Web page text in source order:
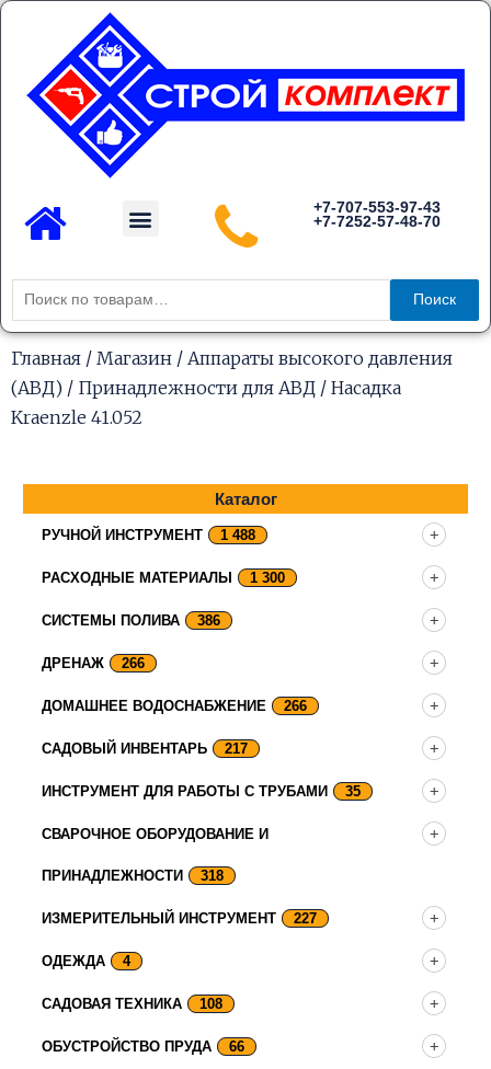
Перейти
содержимому
Menu
+7-707-553-97-43
+7-7252-57-48-70
Искать:
Поиск
Главная / Магазин / Аппараты высокого давления
(АВД) / Принадлежности для АВД / Насадка
Kraenzle 41.052
Каталог
РУЧНОЙ ИНСТРУМЕНТ 1 488
РАСХОДНЫЕ МАТЕРИАЛЫ 1 300
СИСТЕМЫ ПОЛИВА 386
ДРЕНАЖ 266
ДОМАШНЕЕ ВОДОСНАБЖЕНИЕ 266
САДОВЫЙ ИНВЕНТАРЬ 217
ИНСТРУМЕНТ ДЛЯ РАБОТЫ С ТРУБАМИ 35
СВАРОЧНОЕ ОБОРУДОВАНИЕ И
ПРИНАДЛЕЖНОСТИ 318
ИЗМЕРИТЕЛЬНЫЙ ИНСТРУМЕНТ 227
ОДЕЖДА 4
САДОВАЯ ТЕХНИКА 108
ОБУСТРОЙСТВО ПРУДА 66